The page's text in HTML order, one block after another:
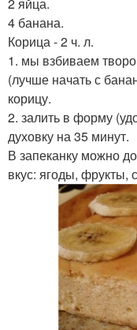
2 яйца.
4 банана.
Корица - 2 ч. л.
1. мы взбиваем
(лучше начать с
корицу.
2. залить в форму
духовку на 35 минут.
В запеканку можно
вкус: ягоды, фрукты,